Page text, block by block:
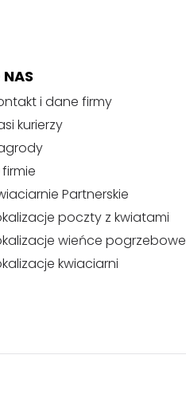
NAS
i dane firmy
kurierzy
Partnerskie
poczty z kwiatami
wieńce pogrzebowe
kwiaciarni